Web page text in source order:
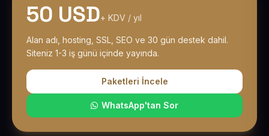
50 USD+ KDV / yıl
Alan adı, hosting, SSL, SEO ve 30 gün destek dahil.
Siteniz 1-3 iş günü içinde yayında.
Paketleri İncele
WhatsApp'tan Sor